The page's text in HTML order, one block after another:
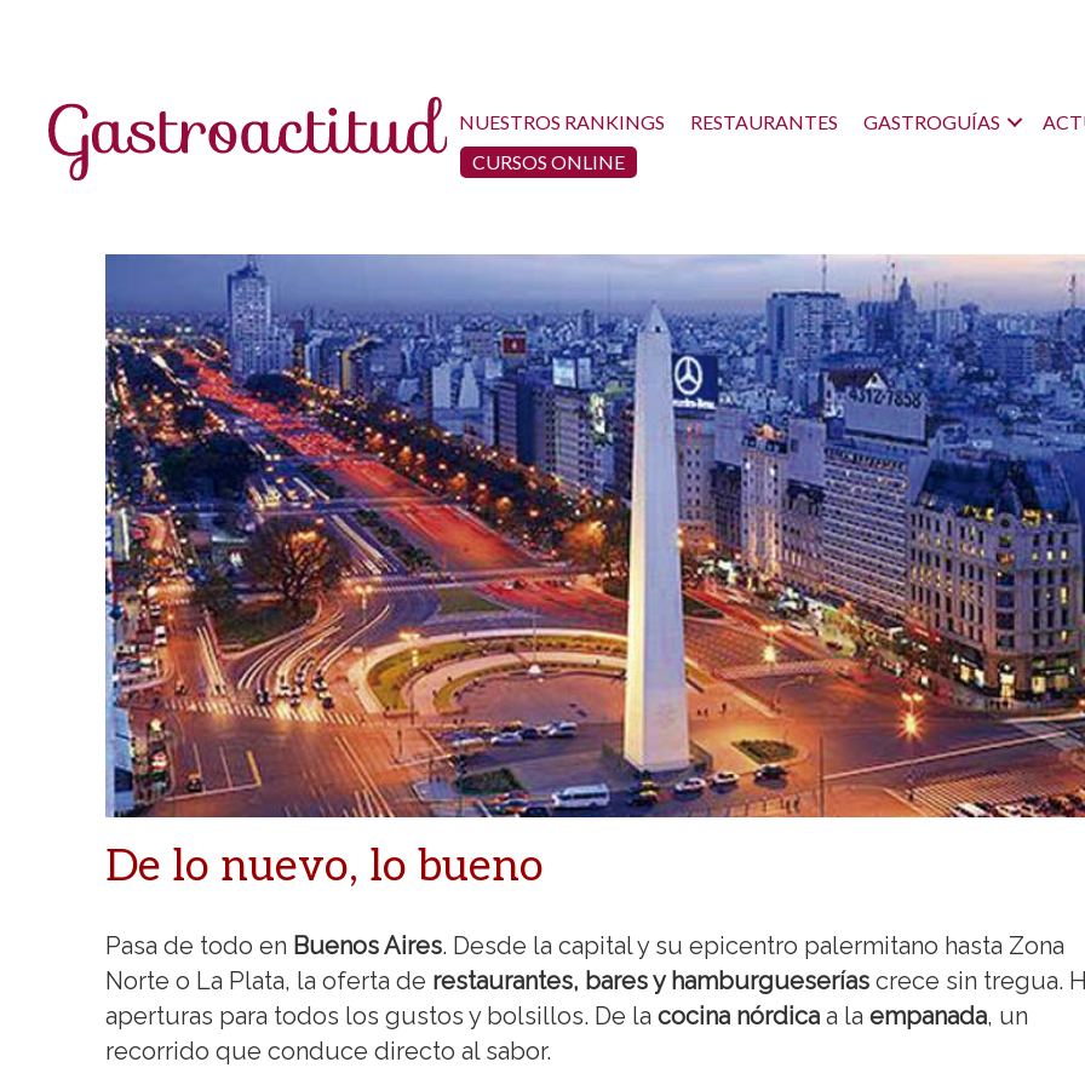
NUESTROS RANKINGS RESTAURANTES GASTROGUÍAS
CURSOS ONLINE
De lo nuevo, lo bueno
Pasa de todo en Buenos Aires. Desde la capital y su epicentro palermitano hasta Zona
Norte o La Plata, la oferta de restaurantes, bares y hamburgueserías crece sin tregua.
aperturas para todos los gustos y bolsillos. De la cocina nórdica a la empanada, un
recorrido que conduce directo al sabor.